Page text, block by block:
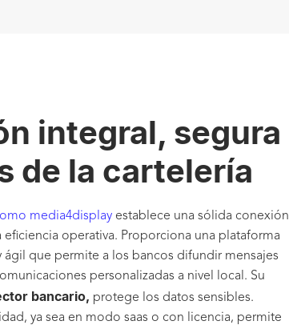
integral, segura
de la cartelería
media4display establece una sólida conexión
operativa. Proporciona una plataforma
que permite a los bancos difundir mensajes
personalizadas a nivel local. Su
bancario, protege los datos sensibles.
ya sea en modo saas o con licencia, permite